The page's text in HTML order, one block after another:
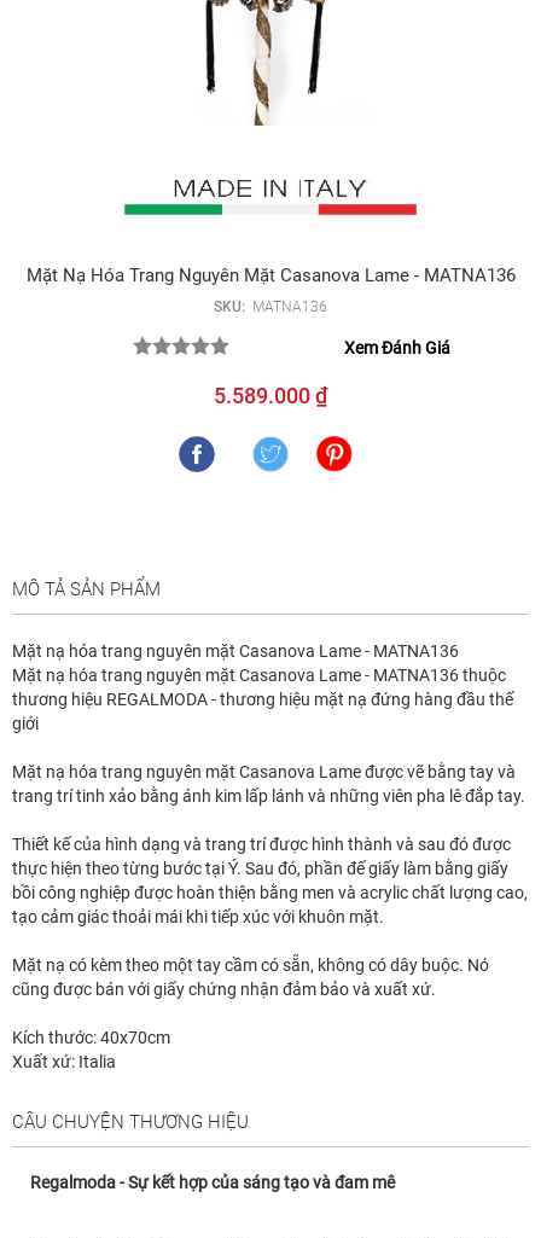
Mặt Nạ Hóa Trang Nguyên Mặt Casanova Lame - MATNA136
SKU: MATNA136
Xem Đánh Giá
5.589.000 ₫
MÔ TẢ SẢN PHẨM
Mặt nạ hóa trang nguyên mặt Casanova Lame - MATNA136
Mặt nạ hóa trang nguyên mặt Casanova Lame - MATNA136 thuộc
thương hiệu REGALMODA - thương hiệu mặt nạ đứng hàng đầu thế
giới
Mặt nạ hóa trang nguyên mặt Casanova Lame được vẽ bằng tay và
trang trí tinh xảo bằng ánh kim lấp lánh và những viên pha lê đắp tay.
Thiết kế của hình dạng và trang trí được hình thành và sau đó được
thực hiện theo từng bước tại Ý. Sau đó, phần đế giấy làm bằng giấy
bồi công nghiệp được hoàn thiện bằng men và acrylic chất lượng cao,
tạo cảm giác thoải mái khi tiếp xúc với khuôn mặt.
Mặt nạ có kèm theo một tay cầm có sẵn, không có dây buộc. Nó
cũng được bán với giấy chứng nhận đảm bảo và xuất xứ.
Kích thước: 40x70cm
Xuất xứ: Italia
CÂU CHUYỆN THƯƠNG HIỆU
Regalmoda - Sự kết hợp của sáng tạo và đam mê